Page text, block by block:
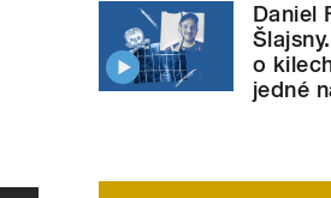
Daniel
o
jedné